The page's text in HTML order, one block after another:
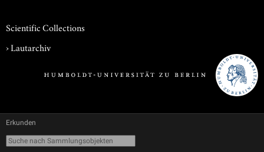
Scientific Collections
›Lautarchiv
Erkunden